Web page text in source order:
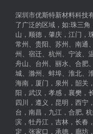
深圳市优斯特新材料科技
了广泛的区域，如:珠三
山，顺德，肇庆，江门，
常州、贵阳、苏州、南通
州、宿迁、杭州、宁波、
舟山、台州、丽水、合肥
城、滁州、蚌埠、淮北、
海南，厦门，泉州，韶关
阳，武汉，孝感，襄樊，
四川，遵义，昆明，西宁
台，南昌，九江，合肥,
滨，牡丹江，吉林，长春
定，张家口，承德，廊坊